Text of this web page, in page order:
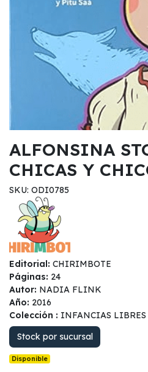
ALFONSINA
CHICAS Y
SKU: ODI0785
Editorial: CHIRIMBOTE
Páginas: 24
Autor: NADIA FLINK
Año: 2016
Colección : INFANCIAS LIBRES
Stock por sucursal
Disponible